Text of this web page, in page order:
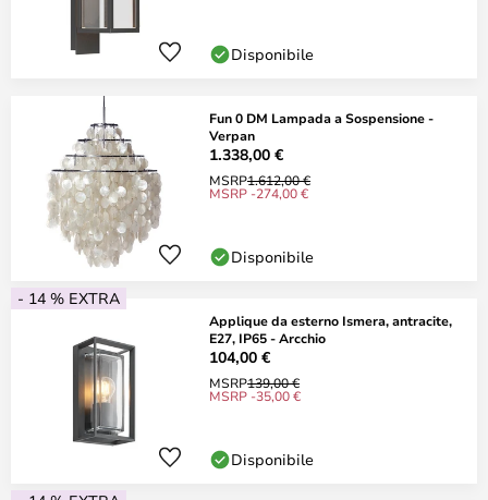
Disponibile
Fun 0 DM Lampada a Sospensione -
Verpan
1.338,00 €
MSRP1.612,00 €
MSRP -274,00 €
Disponibile
- 14 % EXTRA
Applique da esterno Ismera, antracite,
E27, IP65 - Arcchio
104,00 €
MSRP139,00 €
MSRP -35,00 €
Disponibile